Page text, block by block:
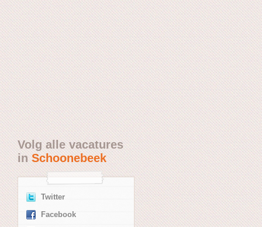
Volg alle vacatures
in Schoonebeek
Twitter
Facebook